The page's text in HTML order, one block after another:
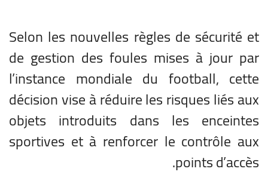
Selon les nouvelles règles de sécurité et
de gestion des foules mises à jour par
l’instance mondiale du football, cette
décision vise à réduire les risques liés aux
objets introduits dans les enceintes
sportives et à renforcer le contrôle aux
points d’accès.